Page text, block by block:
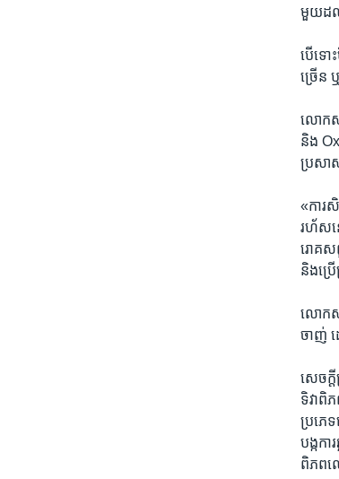
មួយ​ដល់​
បើ​ទោ
ច្រើន​
លោក​ស
និង​
ប្រសា
«ការ​
រហ័ស​ន
រោគស
និង​ប្រ
លោក​ស
ចាញ់​ ដ
សេចក្
ទិវា​ពិ
ប្រភេ
បង្ក​ក
ពិភព